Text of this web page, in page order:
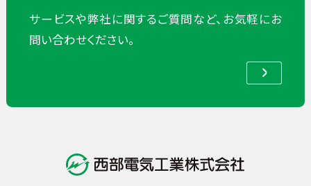
サービスや弊社に関するご質問など、お気軽にお
問い合わせください。